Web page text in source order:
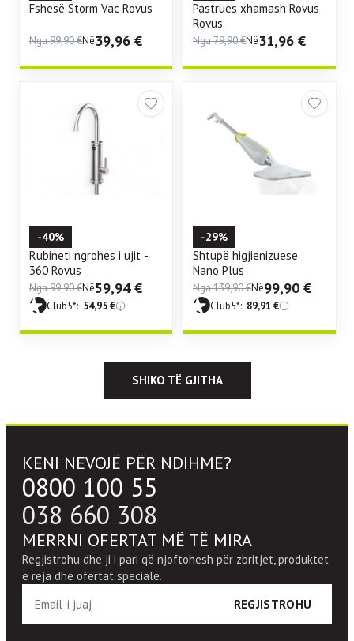
Fshesë Storm Vac Rovus
Nga99,90€Në39,96 €
Pastrues xhamash Rovus
Rovus
Nga79,90€Në31,96 €
-40%
Rubineti ngrohes i ujit -
360 Rovus
Nga99,90€Në59,94€
Club5*: 54,95€
-29%
Shtupë higjienizuese
Nano Plus
Nga139,90€Në99,90 €
Club5*: 89,91 €
SHIKO TË GJITHA
KENI NEVOJË PËR NDIHMË?
0800 100 55
038 660 308
MERRNI OFERTAT MË TË MIRA
Regjistrohu dhe ji i pari që njoftohesh për zbritjet, produktet
e reja dhe ofertat speciale.
REGJISTROHU